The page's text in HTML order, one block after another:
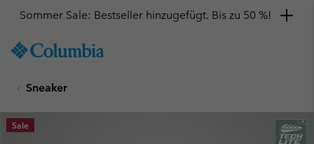
TO
SKIP
MAIN
NAV
Sommer Sale: Bestseller hinzugefügt. Bis zu 50 %!
Sneaker
Sale